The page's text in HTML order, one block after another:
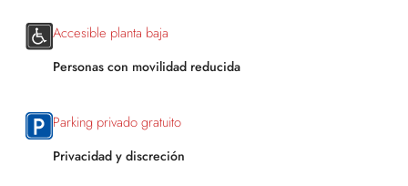
Accesible planta baja
Personas con movilidad reducida
Parking privado gratuito
Privacidad y discreción